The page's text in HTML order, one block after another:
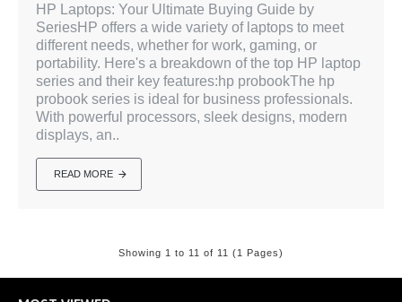
HP Laptops: Your Ultimate Buying Guide by
SeriesHP offers a wide variety of laptops to meet
different needs, whether for work, gaming, or
portability. Here's a breakdown of the top HP laptop
series and their key features:hp probookThe hp
probook series is ideal for business professionals.
With powerful processors, sleek designs, modern
displays, an..
READ MORE
Showing 1 to 11 of 11 (1 Pages)